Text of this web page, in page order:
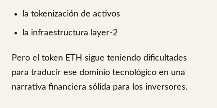
la tokenización de activos
la infraestructura layer-2
Pero el token ETH sigue teniendo dificultades
para traducir ese dominio tecnológico en una
narrativa financiera sólida para los inversores.